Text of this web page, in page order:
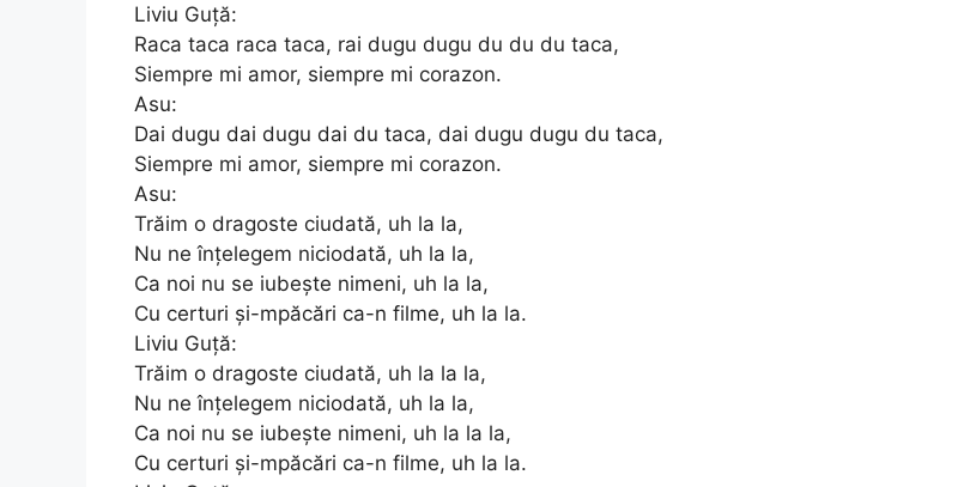
Liviu Guță:
Raca taca raca taca, rai dugu dugu du du du taca,
Siempre mi amor, siempre mi corazon.
Asu:
Dai dugu dai dugu dai du taca, dai dugu dugu du taca,
Siempre mi amor, siempre mi corazon.
Asu:
Trăim o dragoste ciudată, uh la la,
Nu ne înțelegem niciodată, uh la la,
Ca noi nu se iubește nimeni, uh la la,
Cu certuri și-mpăcări ca-n filme, uh la la.
Liviu Guță:
Trăim o dragoste ciudată, uh la la la,
Nu ne înțelegem niciodată, uh la la,
Ca noi nu se iubește nimeni, uh la la la,
Cu certuri și-mpăcări ca-n filme, uh la la.